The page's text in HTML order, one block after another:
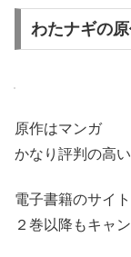
わたナギの原
原作はマンガ
かなり評判の高
電子書籍のサイ
２巻以降もキャ